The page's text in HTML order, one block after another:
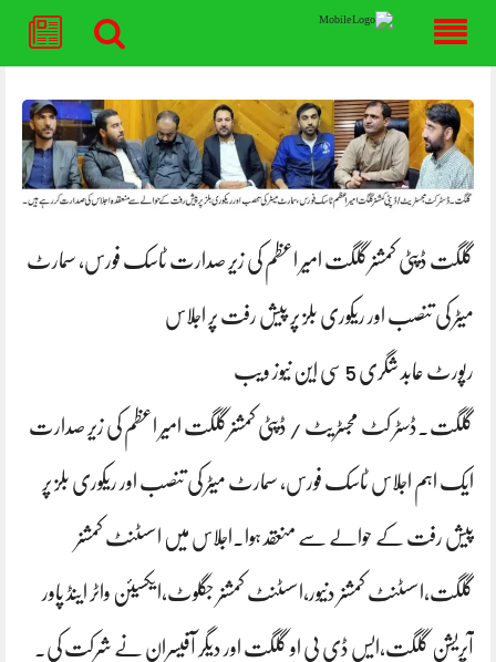
content
گلگت ڈپٹی کمشنرگلگت امیر اعظم کی زیر صدارت ٹاسک فورس، سمارٹ
میٹر کی تنصب اور ریکوری بلز پر پیش رفت پر اجلاس
رپورٹ عابد شگری 5 سی این نیوز ویب
گلگت۔ڈسٹر کٹ مجسٹریٹ / ڈپٹی کمشنرگلگت امیر اعظم کی زیر صدارت
ایک اہم اجلاس ٹاسک فورس، سمارٹ میٹر کی تنصب اور ریکوری بلز پر
پیش رفت کے حوالے سے منعقد ہوا۔اجلاس میں اسسٹنٹ کمشنر
گلگت،اسسٹنٹ کمشنر دنیور،اسسٹنٹ کمشنر جگلوٹ،ایکسیئن واٹر اینڈ پاور
آپریشن گلگت،ایس ڈی پی او گلگت اور دیگر آفیسران نے شرکت کی۔